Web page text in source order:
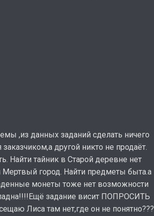
,из данных заданий сделать ничего
другой никто не продаёт.
Найти тайник в Старой деревне нет
Мертвый город. Найти предметы быта.а
монеты тоже нет возможности
задание висит ПОПРОСИТЬ
Лиса там нет,где он не понятно???